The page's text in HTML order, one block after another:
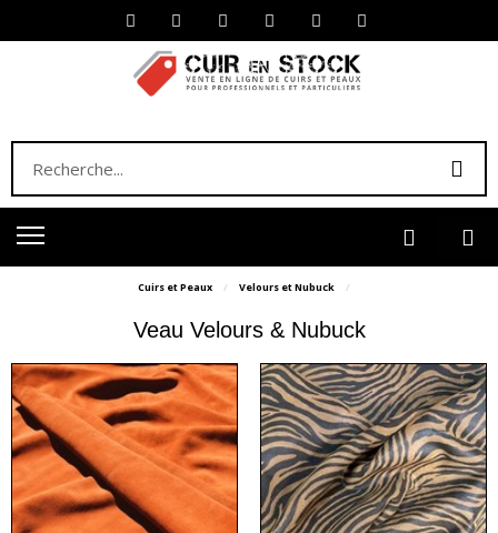
Cuirs et Peaux Velours et Nubuck
Veau Velours & Nubuck